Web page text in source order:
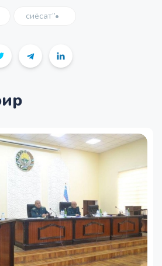
сиёсат”•